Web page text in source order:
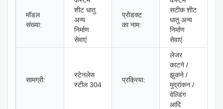
मॉडल
संख्या:
शीट धातु
अन्य
निर्माण
सेवाएं
प्रोडक्ट
का नाम:
सटीक शीट
धातु अन्य
निर्माण
सेवाएं
सामग्री:
स्टेनलेस
स्टील 304
प्रक्रिया:
लेजर
काटने /
झुकने /
मुद्रांकन /
वेल्डिंग
आदि